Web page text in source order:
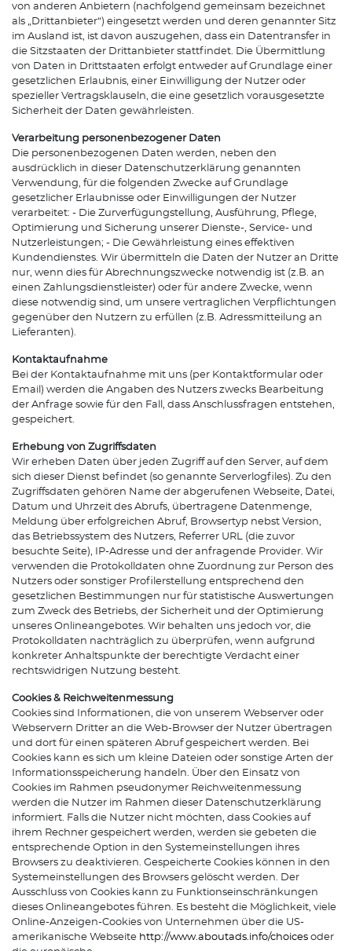
von anderen Anbietern (nachfolgend gemeinsam bezeichnet
als „Drittanbieter“) eingesetzt werden und deren genannter Sitz
im Ausland ist, ist davon auszugehen, dass ein Datentransfer in
die Sitzstaaten der Drittanbieter stattfindet. Die Übermittlung
von Daten in Drittstaaten erfolgt entweder auf Grundlage einer
gesetzlichen Erlaubnis, einer Einwilligung der Nutzer oder
spezieller Vertragsklauseln, die eine gesetzlich vorausgesetzte
Sicherheit der Daten gewährleisten.
Verarbeitung personenbezogener Daten
Die personenbezogenen Daten werden, neben den
ausdrücklich in dieser Datenschutzerklärung genannten
Verwendung, für die folgenden Zwecke auf Grundlage
gesetzlicher Erlaubnisse oder Einwilligungen der Nutzer
verarbeitet: - Die Zurverfügungstellung, Ausführung, Pflege,
Optimierung und Sicherung unserer Dienste-, Service- und
Nutzerleistungen; - Die Gewährleistung eines effektiven
Kundendienstes. Wir übermitteln die Daten der Nutzer an Dritte
nur, wenn dies für Abrechnungszwecke notwendig ist (z.B. an
einen Zahlungsdienstleister) oder für andere Zwecke, wenn
diese notwendig sind, um unsere vertraglichen Verpflichtungen
gegenüber den Nutzern zu erfüllen (z.B. Adressmitteilung an
Lieferanten).
Kontaktaufnahme
Bei der Kontaktaufnahme mit uns (per Kontaktformular oder
Email) werden die Angaben des Nutzers zwecks Bearbeitung
der Anfrage sowie für den Fall, dass Anschlussfragen entstehen,
gespeichert.
Erhebung von Zugriffsdaten
Wir erheben Daten über jeden Zugriff auf den Server, auf dem
sich dieser Dienst befindet (so genannte Serverlogfiles). Zu den
Zugriffsdaten gehören Name der abgerufenen Webseite, Datei,
Datum und Uhrzeit des Abrufs, übertragene Datenmenge,
Meldung über erfolgreichen Abruf, Browsertyp nebst Version,
das Betriebssystem des Nutzers, Referrer URL (die zuvor
besuchte Seite), IP-Adresse und der anfragende Provider. Wir
verwenden die Protokolldaten ohne Zuordnung zur Person des
Nutzers oder sonstiger Profilerstellung entsprechend den
gesetzlichen Bestimmungen nur für statistische Auswertungen
zum Zweck des Betriebs, der Sicherheit und der Optimierung
unseres Onlineangebotes. Wir behalten uns jedoch vor, die
Protokolldaten nachträglich zu überprüfen, wenn aufgrund
konkreter Anhaltspunkte der berechtigte Verdacht einer
rechtswidrigen Nutzung besteht.
Cookies & Reichweitenmessung
Cookies sind Informationen, die von unserem Webserver oder
Webservern Dritter an die Web-Browser der Nutzer übertragen
und dort für einen späteren Abruf gespeichert werden. Bei
Cookies kann es sich um kleine Dateien oder sonstige Arten der
Informationsspeicherung handeln. Über den Einsatz von
Cookies im Rahmen pseudonymer Reichweitenmessung
werden die Nutzer im Rahmen dieser Datenschutzerklärung
informiert. Falls die Nutzer nicht möchten, dass Cookies auf
ihrem Rechner gespeichert werden, werden sie gebeten die
entsprechende Option in den Systemeinstellungen ihres
Browsers zu deaktivieren. Gespeicherte Cookies können in den
Systemeinstellungen des Browsers gelöscht werden. Der
Ausschluss von Cookies kann zu Funktionseinschränkungen
dieses Onlineangebotes führen. Es besteht die Möglichkeit, viele
Online-Anzeigen-Cookies von Unternehmen über die US-
amerikanische Webseite http://www.aboutads.info/choices oder